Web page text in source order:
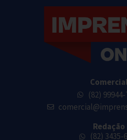
Comercial
(82)
Redação
(82) 3435-